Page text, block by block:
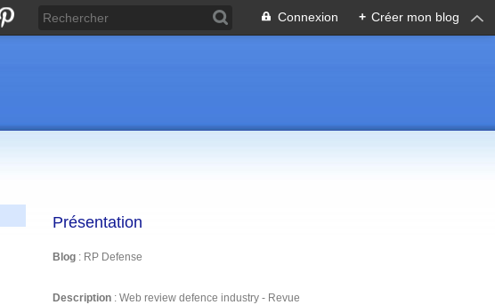
Connexion + Créer mon blog
Présentation
Blog : RP Defense
Description : Web review defence industry - Revue